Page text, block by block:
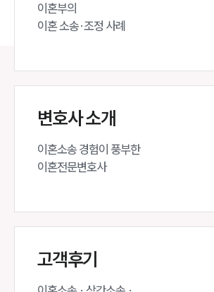
이혼부의
이혼 소송·조정 사례
변호사 소개
이혼소송 경험이 풍부한
이혼전문변호사
고객후기